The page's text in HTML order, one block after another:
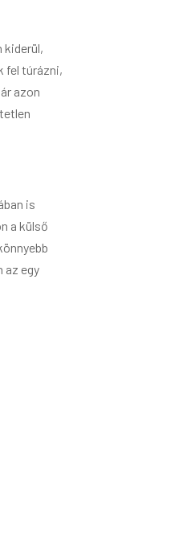
kiderül,
fel túrázni,
azon
is
a külső
az egy